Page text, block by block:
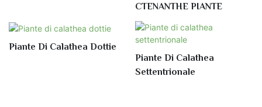
CTENANTHE PIANTE
Piante Di Calathea Dottie
Piante Di Calathea
Settentrionale